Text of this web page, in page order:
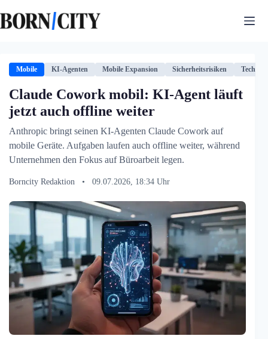
Inhalt
springen
Mobile KI-Agenten Mobile Expansion Sicherheitsrisiken
Claude Cowork mobil: KI-Agent läuft
jetzt auch offline weiter
Anthropic bringt seinen KI-Agenten Claude Cowork auf
mobile Geräte. Aufgaben laufen auch offline weiter, während
Unternehmen den Fokus auf Büroarbeit legen.
Borncity Redaktion • 09.07.2026, 18:34 Uhr